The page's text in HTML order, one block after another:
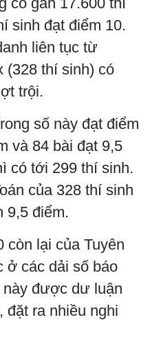
sinh đạt điểm 10.
liên tục từ
(328 thí sinh) có
trội.
số này đạt điểm
và 84 bài đạt 9,5
có tới 299 thí sinh.
của 328 thí sinh
9,5 điểm.
còn lại của Tuyên
ở các dải số báo
được dư luận
đặt ra nhiều nghi